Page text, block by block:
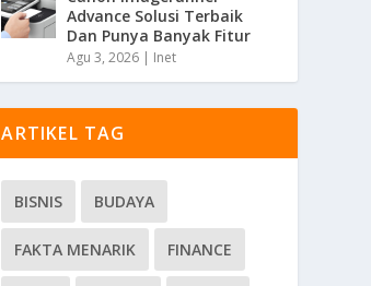
Advance Solusi Terbaik
Dan Punya Banyak Fitur
Agu 3, 2026 | Inet
ARTIKEL TAG
BISNIS BUDAYA
FAKTA MENARIK FINANCE